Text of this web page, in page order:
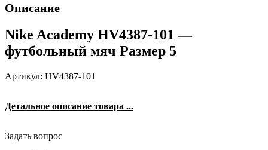
Описание
Nike Academy HV4387-101 —
футбольный мяч Размер 5
Артикул: HV4387-101
Детальное описание товара ...
Задать вопрос